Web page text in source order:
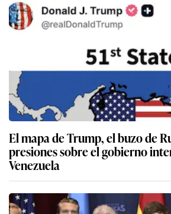
El mapa de Trump, el buzo de
presiones sobre el gobierno
Venezuela